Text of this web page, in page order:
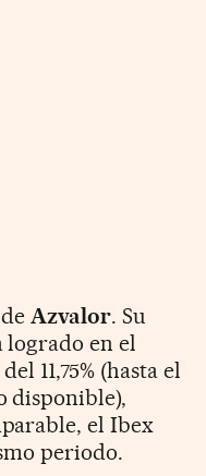
deAzvalor. Su
logrado en el
11,75% (hasta el
disponible),
el Ibex
periodo.